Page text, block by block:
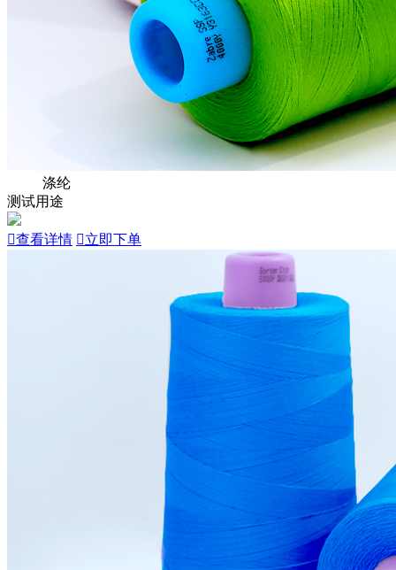
涤纶
测试用途
查看详情 立即下单